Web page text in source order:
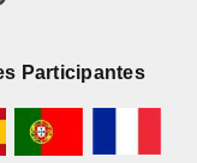
Participantes